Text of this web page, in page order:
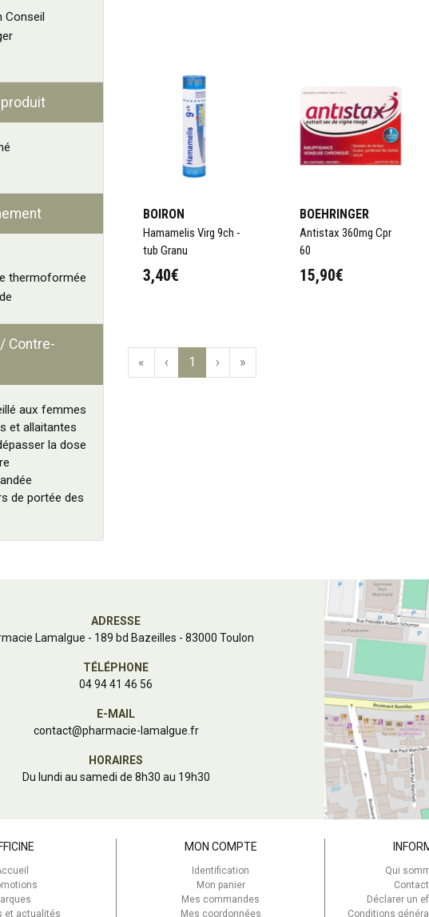
Conseil
thermoformée
Contre-
aux femmes
et allaitantes
la dose
de portée des
BOIRON
Hamamelis Virg 9ch -
tub Granu
3,40€
BOEHRINGER
Antistax 360mg Cpr
60
15,90€
« ‹ 1 › »
ADRESSE
Lamalgue - 189 bd Bazeilles - 83000 Toulon
TÉLÉPHONE
04 94 41 46 56
E-MAIL
contact@pharmacie-lamalgue.fr
HORAIRES
Du lundi au samedi de 8h30 au 19h30
et actualités
MON COMPTE
Identification
Mon panier
Mes commandes
Mes coordonnées
Qui
Déclarer un
Conditions